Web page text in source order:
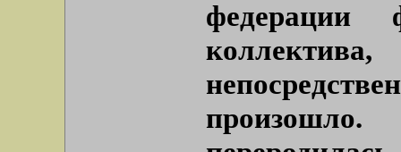
федерации